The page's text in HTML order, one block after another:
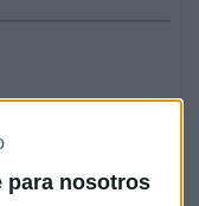
para nosotros